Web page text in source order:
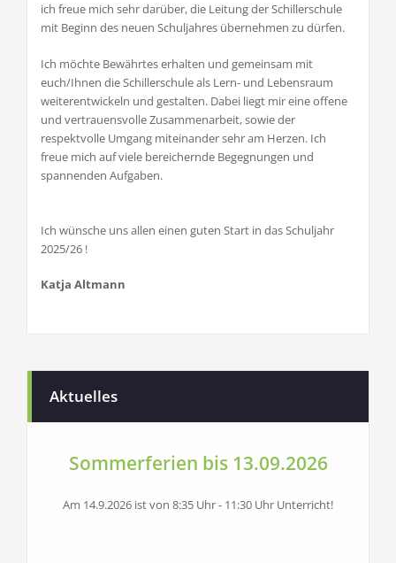
ich freue mich sehr darüber, die Leitung der Schillerschule
mit Beginn des neuen Schuljahres übernehmen zu dürfen.
Ich möchte Bewährtes erhalten und gemeinsam mit
euch/Ihnen die Schillerschule als Lern- und Lebensraum
weiterentwickeln und gestalten. Dabei liegt mir eine offene
und vertrauensvolle Zusammenarbeit, sowie der
respektvolle Umgang miteinander sehr am Herzen. Ich
freue mich auf viele bereichernde Begegnungen und
spannenden Aufgaben.
Ich wünsche uns allen einen guten Start in das Schuljahr
2025/26 !
Katja Altmann
Aktuelles
Sommerferien bis 13.09.2026
Am 14.9.2026 ist von 8:35 Uhr - 11:30 Uhr Unterricht!